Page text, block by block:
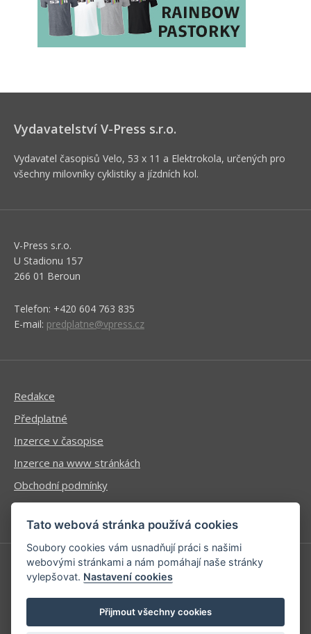
Vydavatelství V-Press s.r.o.
Vydavatel časopisů Velo, 53 x 11 a Elektrokola, určených pro
všechny milovníky cyklistiky a jízdních kol.
V-Press s.r.o.
U Stadionu 157
266 01 Beroun
Telefon: +420 604 763 835
E-mail: predplatne@vpress.cz
Redakce
Předplatné
Inzerce v časopise
Inzerce na www stránkách
Obchodní podmínky
Ochrana osobních údajů
Příhlášení | Registrace
Kontaktní informace
Mapa stránek
Tato webová stránka používá cookies
Soubory cookies vám usnadňují práci s našimi
webovými stránkami a nám pomáhají naše stránky
vylepšovat. Nastavení cookies
Přijmout všechny cookies